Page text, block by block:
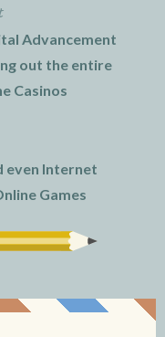
Advancement
out the entire
Casinos
even Internet
Games